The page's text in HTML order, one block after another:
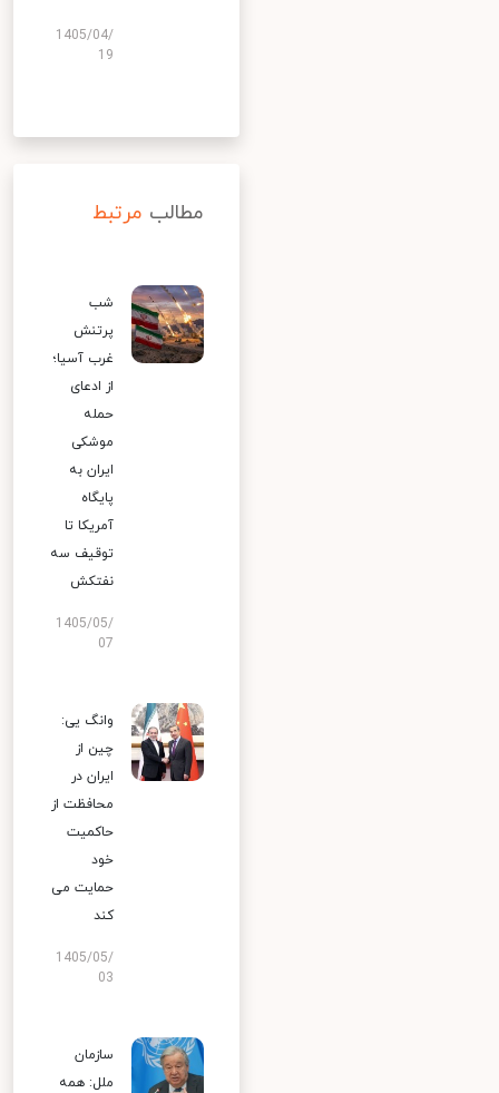
1405/04/
19
مطالب مرتبط
شب
پرتنش
غرب آسیا؛
از ادعای
حمله
موشکی
ایران به
پایگاه
آمریکا تا
توقیف سه
نفتکش
1405/05/
07
وانگ یی:
چین از
ایران در
محافظت از
حاکمیت
خود
حمایت می
کند
1405/05/
03
سازمان
ملل: همه